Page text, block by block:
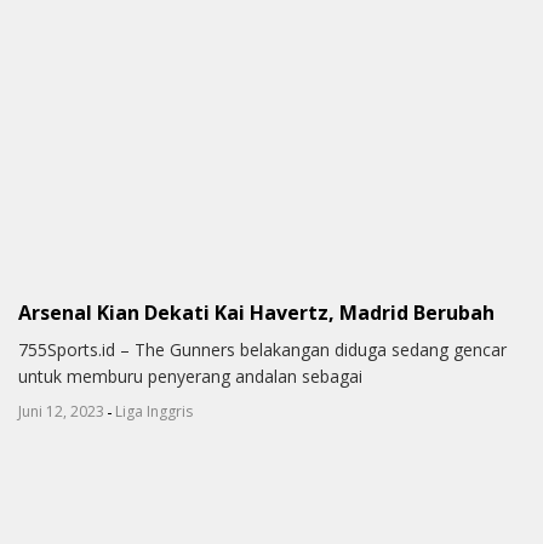
Arsenal Kian Dekati Kai Havertz, Madrid Berubah
755Sports.id – The Gunners belakangan diduga sedang gencar
untuk memburu penyerang andalan sebagai
Juni 12, 2023 - Liga Inggris